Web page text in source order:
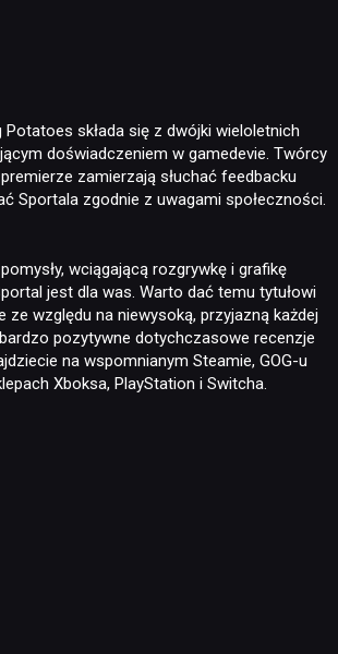
KULTURA
TECHNOLOGIE
DYSKUSJE
Potatoes składa się z dwójki wieloletnich
doświadczeniem w gamedevie. Twórcy
zamierzają słuchać feedbacku
Sportala zgodnie z uwagami społeczności.
wciągającą rozgrywkę i grafikę
jest dla was. Warto dać temu tytułowi
ze względu na niewysoką, przyjazną każdej
pozytywne dotychczasowe recenzje
na wspomnianym Steamie, GOG-u
Xboksa, PlayStation i Switcha.